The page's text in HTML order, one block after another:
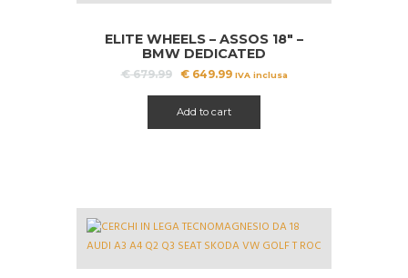
ELITE WHEELS – ASSOS 18″ –
BMW DEDICATED
€679.99
Il
era:
€ 679.99.
€649.99Il
è:
€ 649.99.
IVA inclusa
Add to cart